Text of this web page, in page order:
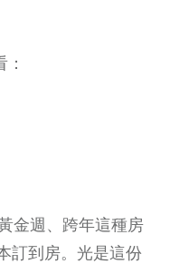
金週、跨年這種房
訂到房。光是這份